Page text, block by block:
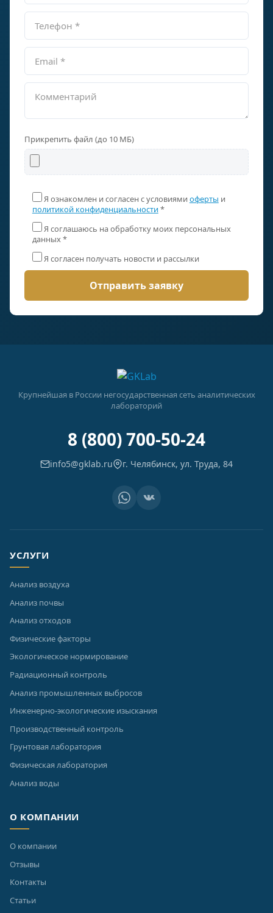
Прикрепить файл (до 10 МБ)
Я ознакомлен и согласен с условиями оферты и
политикой конфиденциальности*
Я соглашаюсь на обработку моих персональных
данных *
Я согласен получать новости и рассылки
Крупнейшая в России негосударственная сеть аналитических
лабораторий
8 (800) 700-50-24
info5@gklab.ru г. Челябинск, ул. Труда, 84
УСЛУГИ
Анализ воздуха
Анализ почвы
Анализ отходов
Физические факторы
Экологическое нормирование
Радиационный контроль
Анализ промышленных выбросов
Инженерно-экологические изыскания
Производственный контроль
Грунтовая лаборатория
Физическая лаборатория
Анализ воды
О КОМПАНИИ
О компании
Отзывы
Контакты
Статьи